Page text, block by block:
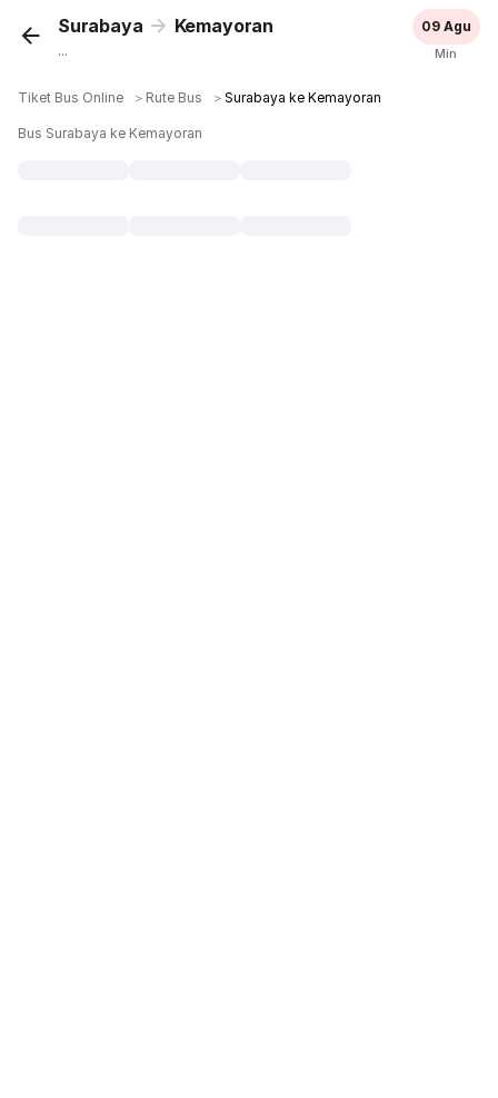
Surabaya Kemayoran
...
09 Agu
Min
Tiket Bus Online ＞ Rute Bus ＞ Surabaya ke Kemayoran
Bus Surabaya ke Kemayoran